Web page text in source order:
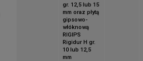
gr. 12,5 lub 15
mm oraz płytą
gipsowo-
włóknową
RIGIPS
Rigidur H gr.
10 lub 12,5
mm